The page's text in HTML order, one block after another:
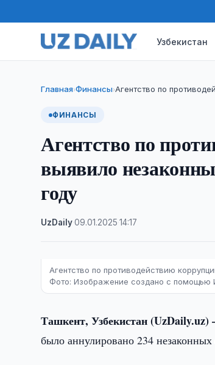
Узбекистан
Главная›Финансы›Агентство по
ФИНАНСЫ
Агентство по
выявило
году
UzDaily·09.01.2025 ·14:17
Агентство по противодействию
Фото: Изображение создано с помощью
Ташкент, Узбекистан
было аннулировано 234